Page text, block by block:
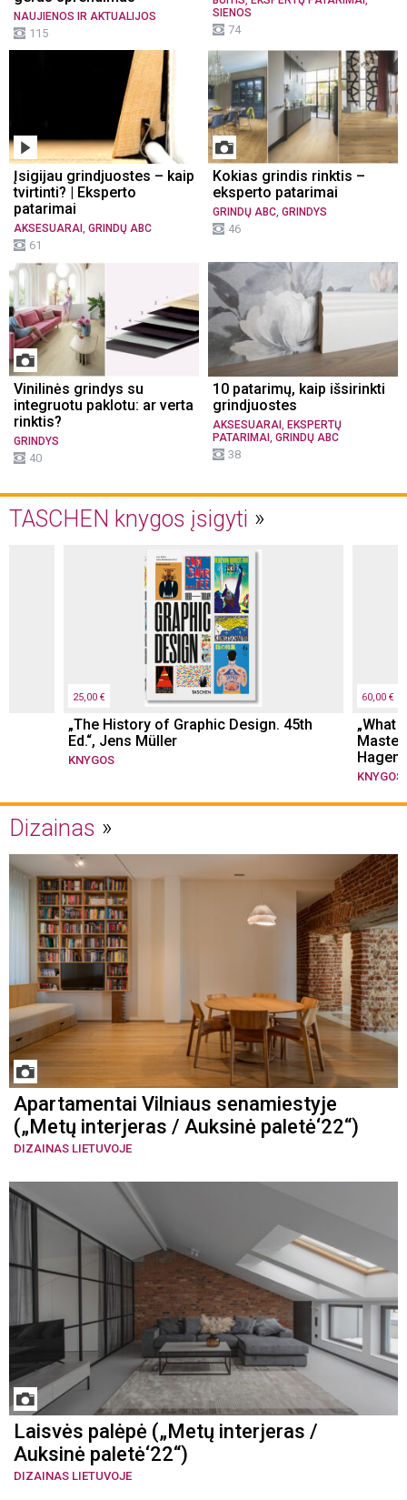
NAUJIENOS IR AKTUALIJOS
115
SIENOS
74
Įsigijau grindjuostes – kaip
tvirtinti? | Eksperto
patarimai
AKSESUARAI , GRINDŲ ABC
61
Kokias grindis rinktis –
eksperto patarimai
GRINDŲ ABC, GRINDYS
46
Vinilinės grindys su
integruotu paklotu: ar verta
rinktis?
GRINDYS
40
10 patarimų, kaip išsirinkti
grindjuostes
AKSESUARAI EKSPERTŲ
PATARIMAI GRINDŲ ABC
38
TASCHEN knygos įsigyti
25,00 €
„The History of Graphic Design. 45th
Ed.“, Jens Müller
KNYGOS
60,00 €
„What
KNYGOS
Dizainas
Apartamentai Vilniaus senamiestyje
(„Metų interjeras / Auksinė paletė‘22“)
DIZAINAS LIETUVOJE
Laisvės palėpė („Metų interjeras /
Auksinė paletė‘22“)
DIZAINAS LIETUVOJE